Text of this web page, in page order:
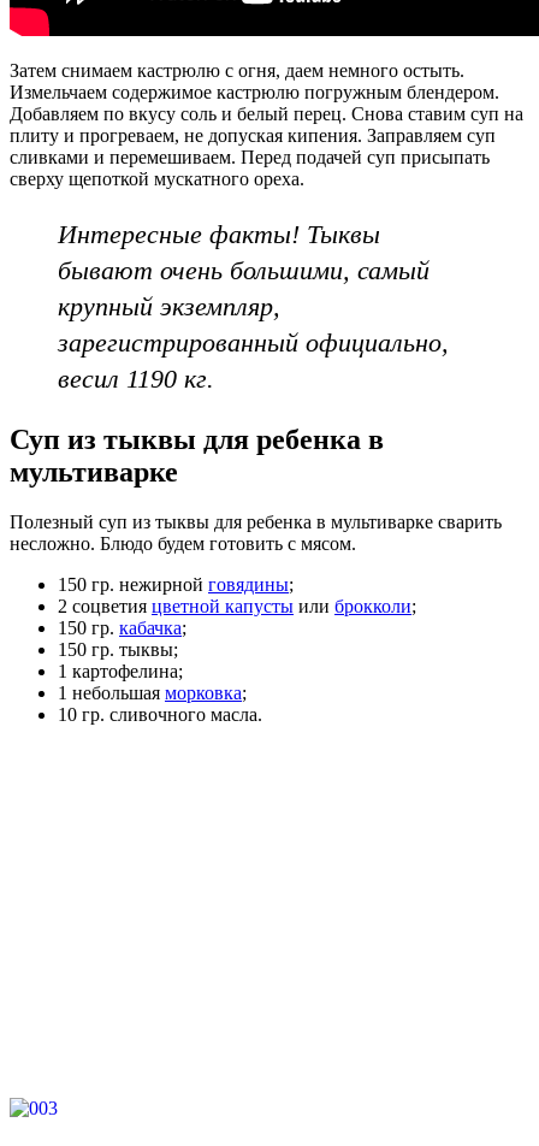
Затем снимаем кастрюлю с огня, даем немного остыть.
Измельчаем содержимое кастрюлю погружным блендером.
Добавляем по вкусу соль и белый перец. Снова ставим суп на
плиту и прогреваем, не допуская кипения. Заправляем суп
сливками и перемешиваем. Перед подачей суп присыпать
сверху щепоткой мускатного ореха.
Интересные факты! Тыквы
бывают очень большими, самый
крупный экземпляр,
зарегистрированный официально,
весил 1190 кг.
Суп из тыквы для ребенка в
мультиварке
Полезный суп из тыквы для ребенка в мультиварке сварить
несложно. Блюдо будем готовить с мясом.
150 гр. нежирной говядины;
2 соцветия цветной капусты или брокколи;
150 гр. кабачка;
150 гр. тыквы;
1 картофелина;
1 небольшая морковка;
10 гр. сливочного масла.